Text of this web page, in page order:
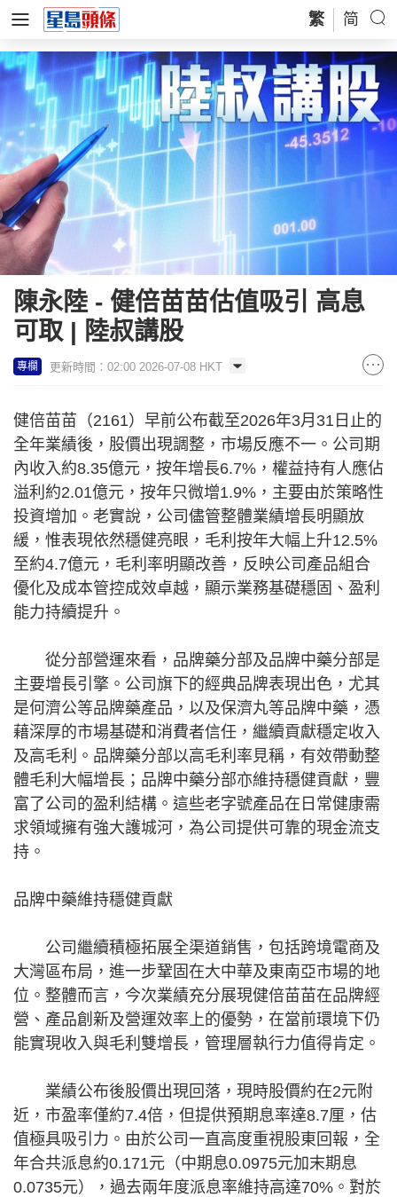
繁 简
陳永陸 - 健倍苗苗估值吸引 高息
可取 | 陸叔講股
專欄 更新時間：02:00 2026-07-08 HKT
健倍苗苗（2161）早前公布截至2026年3月31日止的
全年業績後，股價出現調整，市場反應不一。公司期
內收入約8.35億元，按年增長6.7%，權益持有人應佔
溢利約2.01億元，按年只微增1.9%，主要由於策略性
投資增加。老實說，公司儘管整體業績增長明顯放
緩，惟表現依然穩健亮眼，毛利按年大幅上升12.5%
至約4.7億元，毛利率明顯改善，反映公司產品組合
優化及成本管控成效卓越，顯示業務基礎穩固、盈利
能力持續提升。
從分部營運來看，品牌藥分部及品牌中藥分部是
主要增長引擎。公司旗下的經典品牌表現出色，尤其
是何濟公等品牌藥產品，以及保濟丸等品牌中藥，憑
藉深厚的市場基礎和消費者信任，繼續貢獻穩定收入
及高毛利。品牌藥分部以高毛利率見稱，有效帶動整
體毛利大幅增長；品牌中藥分部亦維持穩健貢獻，豐
富了公司的盈利結構。這些老字號產品在日常健康需
求領域擁有強大護城河，為公司提供可靠的現金流支
持。
品牌中藥維持穩健貢獻
公司繼續積極拓展全渠道銷售，包括跨境電商及
大灣區布局，進一步鞏固在大中華及東南亞市場的地
位。整體而言，今次業績充分展現健倍苗苗在品牌經
營、產品創新及營運效率上的優勢，在當前環境下仍
能實現收入與毛利雙增長，管理層執行力值得肯定。
業績公布後股價出現回落，現時股價約在2元附
近，市盈率僅約7.4倍，但提供預期息率達8.7厘，估
值極具吸引力。由於公司一直高度重視股東回報，全
年合共派息約0.171元（中期息0.0975元加末期息
0.0735元），過去兩年度派息率維持高達70%。對於